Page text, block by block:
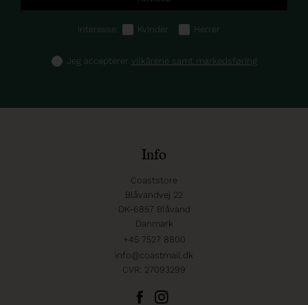
Interesse: Kvinder Herrer
Jeg accepterer vilkårene samt markedsføring
Info
Coaststore
Blåvandvej 22
DK-6857 Blåvand
Danmark
+45 7527 8800
info@coastmail.dk
CVR: 27093299